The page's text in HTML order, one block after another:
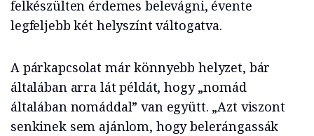
felkészülten érdemes belevágni, évente
legfeljebb két helyszínt váltogatva.
A párkapcsolat már könnyebb helyzet, bár
általában arra lát példát, hogy „nomád
általában nomáddal” van együtt. „Azt viszont
senkinek sem ajánlom, hogy belerángassák